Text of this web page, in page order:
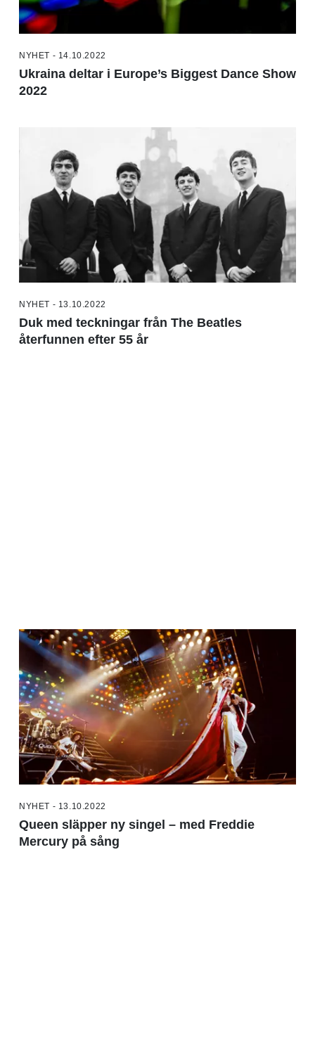
NYHET - 14.10.2022
Ukraina deltar i Europe’s Biggest Dance Show
2022
NYHET - 13.10.2022
Duk med teckningar från The Beatles
återfunnen efter 55 år
NYHET - 13.10.2022
Queen släpper ny singel – med Freddie
Mercury på sång